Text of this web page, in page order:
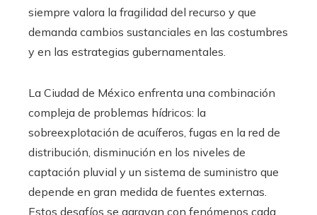
siempre valora la fragilidad del recurso y que
demanda cambios sustanciales en las costumbres
y en las estrategias gubernamentales.
La Ciudad de México enfrenta una combinación
compleja de problemas hídricos: la
sobreexplotación de acuíferos, fugas en la red de
distribución, disminución en los niveles de
captación pluvial y un sistema de suministro que
depende en gran medida de fuentes externas.
Estos desafíos se agravan con fenómenos cada